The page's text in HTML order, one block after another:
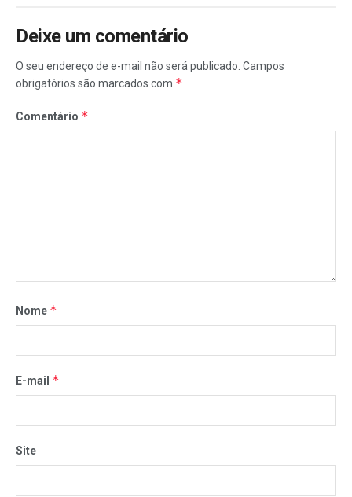
Deixe um comentário
O seu endereço de e-mail não será publicado. Campos
obrigatórios são marcados com *
Comentário *
Nome *
E-mail *
Site